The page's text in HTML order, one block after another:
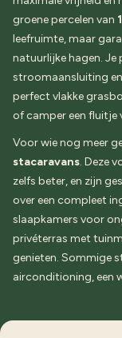
groene percelen van
leefruimte, maar
natuurlijke hagen. Je
stroomaansluiting
perfect vlakke
of camper een fluitje
Voor wie nog meer
stacaravans. Deze
zelfs beter, en zijn
over een compleet
slaapkamers voor
privéterras met
genieten. Sommige
airconditioning, een